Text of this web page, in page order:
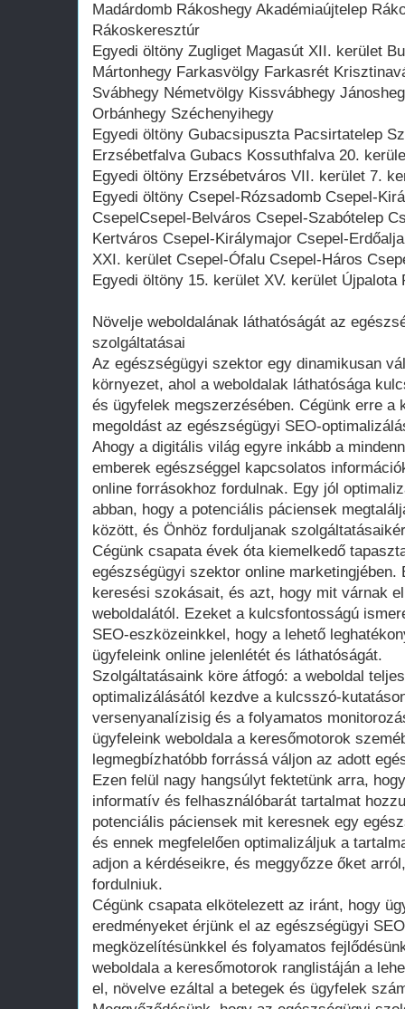
Madárdomb Rákoshegy Akadémiaújtelep
Rákoskeresztúr
Egyedi öltöny Zugliget Magasút XII. kerület
Mártonhegy Farkasvölgy Farkasrét
Svábhegy Németvölgy Kissvábhegy
Orbánhegy Széchenyihegy
Egyedi öltöny Gubacsipuszta Pacsirtatelep
Erzsébetfalva Gubacs Kossuthfalva 20.
Egyedi öltöny Erzsébetváros VII. kerület 7.
Egyedi öltöny Csepel-Rózsadomb Csepel-
CsepelCsepel-Belváros Csepel-Szabótelep
Kertváros Csepel-Királymajor Csepel-
XXI. kerület Csepel-Ófalu Csepel-Háros
Egyedi öltöny 15. kerület XV. kerület Újpalota
Növelje weboldalának láthatóságát az
szolgáltatásai
Az egészségügyi szektor egy dinamikusan
környezet, ahol a weboldalak láthatósága
és ügyfelek megszerzésében. Cégünk erre a
megoldást az egészségügyi SEO-
Ahogy a digitális világ egyre inkább a
emberek egészséggel kapcsolatos
online forrásokhoz fordulnak. Egy jól
abban, hogy a potenciális páciensek
között, és Önhöz forduljanak
Cégünk csapata évek óta kiemelkedő
egészségügyi szektor online
keresési szokásait, és azt, hogy mit várnak
weboldalától. Ezeket a kulcsfontosságú
SEO-eszközeinkkel, hogy a lehető
ügyfeleink online jelenlétét és láthatóságát.
Szolgáltatásaink köre átfogó: a weboldal
optimalizálásától kezdve a kulcsszó-
versenyanalízisig és a folyamatos
ügyfeleink weboldala a keresőmotorok
legmegbízhatóbb forrássá váljon az adott
Ezen felül nagy hangsúlyt fektetünk arra,
informatív és felhasználóbarát tartalmat
potenciális páciensek mit keresnek egy
és ennek megfelelően optimalizáljuk a
adjon a kérdéseikre, és meggyőzze őket
fordulniuk.
Cégünk csapata elkötelezett az iránt, hogy
eredményeket érjünk el az egészségügyi
megközelítésünkkel és folyamatos
weboldala a keresőmotorok ranglistáján a
el, növelve ezáltal a betegek és ügyfelek